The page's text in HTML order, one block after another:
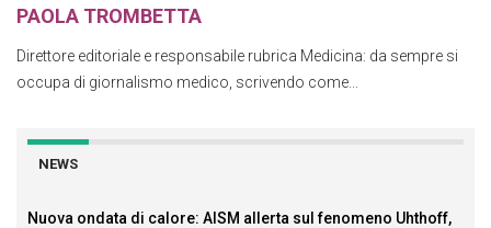
PAOLA TROMBETTA
Direttore editoriale e responsabile rubrica Medicina: da sempre si
occupa di giornalismo medico, scrivendo come...
NEWS
Nuova ondata di calore: AISM allerta sul fenomeno Uhthoff,